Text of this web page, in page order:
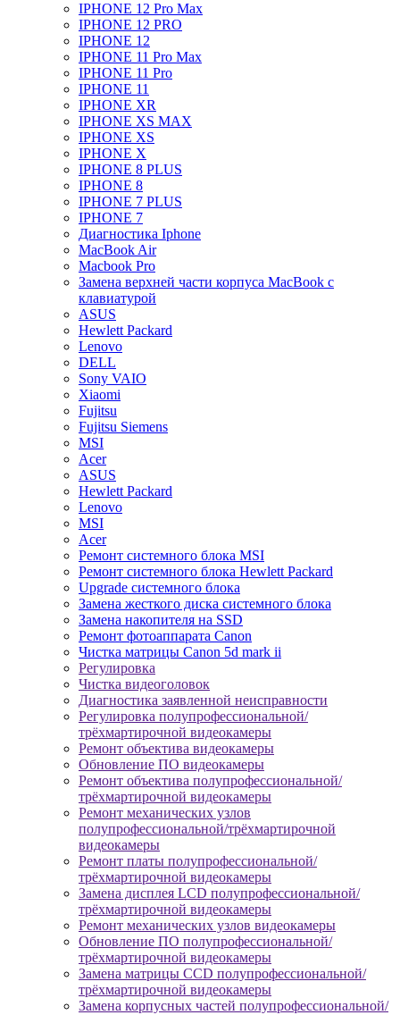
IPHONE 12 Pro Max
IPHONE 12 PRO
IPHONE 12
IPHONE 11 Pro Max
IPHONE 11 Pro
IPHONE 11
IPHONE XR
IPHONE XS MAX
IPHONE XS
IPHONE X
IPHONE 8 PLUS
IPHONE 8
IPHONE 7 PLUS
IPHONE 7
Диагностика Iphone
MacBook Air
Macbook Pro
Замена верхней части корпуса MacBook с
клавиатурой
ASUS
Hewlett Packard
Lenovo
DELL
Sony VAIO
Xiaomi
Fujitsu
Fujitsu Siemens
MSI
Acer
ASUS
Hewlett Packard
Lenovo
MSI
Acer
Ремонт системного блока MSI
Ремонт системного блока Hewlett Packard
Upgrade системного блока
Замена жесткого диска системного блока
Замена накопителя на SSD
Ремонт фотоаппарата Canon
Чистка матрицы Canon 5d mark ii
Регулировка
Чистка видеоголовок
Диагностика заявленной неисправности
Регулировка полупрофессиональной/
трёхмартирочной видеокамеры
Ремонт объектива видеокамеры
Обновление ПО видеокамеры
Ремонт объектива полупрофессиональной/
трёхмартирочной видеокамеры
Ремонт механических узлов
полупрофессиональной/трёхмартирочной
видеокамеры
Ремонт платы полупрофессиональной/
трёхмартирочной видеокамеры
Замена дисплея LCD полупрофессиональной/
трёхмартирочной видеокамеры
Ремонт механических узлов видеокамеры
Обновление ПО полупрофессиональной/
трёхмартирочной видеокамеры
Замена матрицы CCD полупрофессиональной/
трёхмартирочной видеокамеры
Замена корпусных частей полупрофессиональной/